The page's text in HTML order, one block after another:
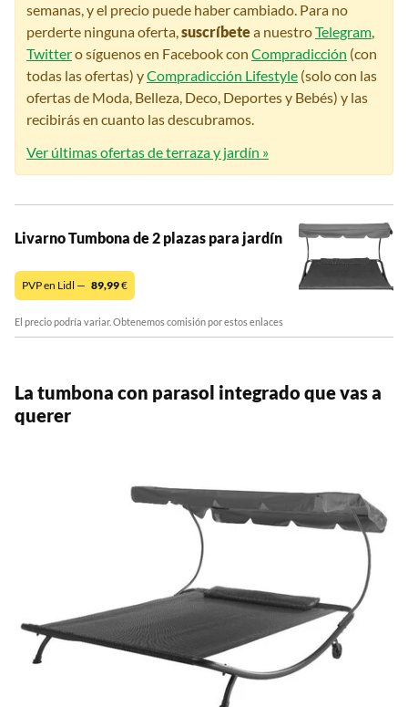
semanas, y el precio puede haber cambiado. Para no
perderte ninguna oferta,suscríbetea nuestroTelegram,
Twittero síguenos en Facebook con Compradicción (con
todas las ofertas) yCompradicción Lifestyle (solo con las
ofertas de Moda, Belleza, Deco, Deportes y Bebés) y las
recibirás en cuanto las descubramos.
Ver últimas ofertas de terraza y jardín »
Livarno Tumbona de 2 plazas para jardín
PVP en Lidl — 89,99€
El precio podría variar. Obtenemos comisión por estos enlaces
La tumbona con parasol integrado que vas a
querer